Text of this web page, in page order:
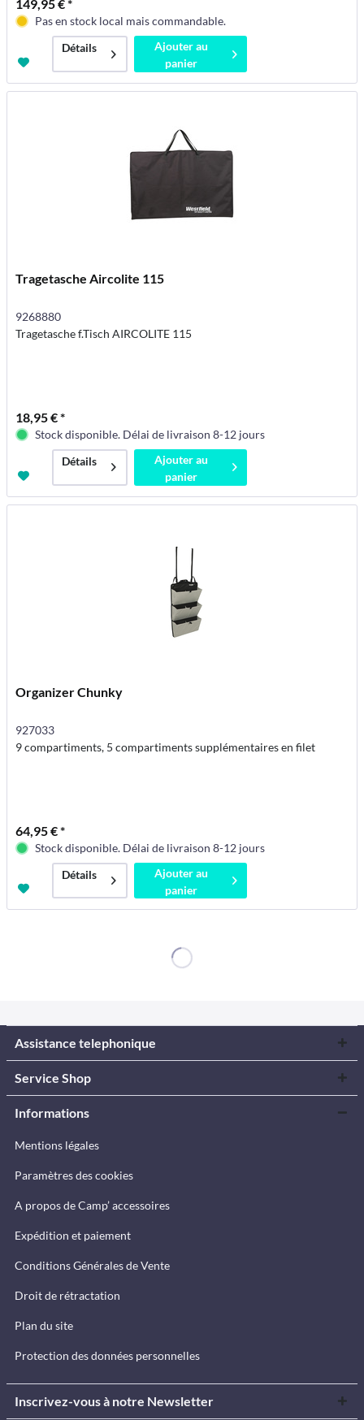
149,95 € *
Pas en stock local mais commandable.
Détails
Ajouter au
panier
Tragetasche Aircolite 115
9268880
Tragetasche f.Tisch AIRCOLITE 115
18,95 € *
Stock disponible. Délai de livraison 8-12 jours
Détails
Ajouter au
panier
Organizer Chunky
927033
9 compartiments, 5 compartiments supplémentaires en filet
64,95 € *
Stock disponible. Délai de livraison 8-12 jours
Détails
Ajouter au
panier
Assistance telephonique
Service Shop
Informations
Mentions légales
Paramètres des cookies
A propos de Camp’ accessoires
Expédition et paiement
Conditions Générales de Vente
Droit de rétractation
Plan du site
Protection des données personnelles
Inscrivez-vous à notre Newsletter